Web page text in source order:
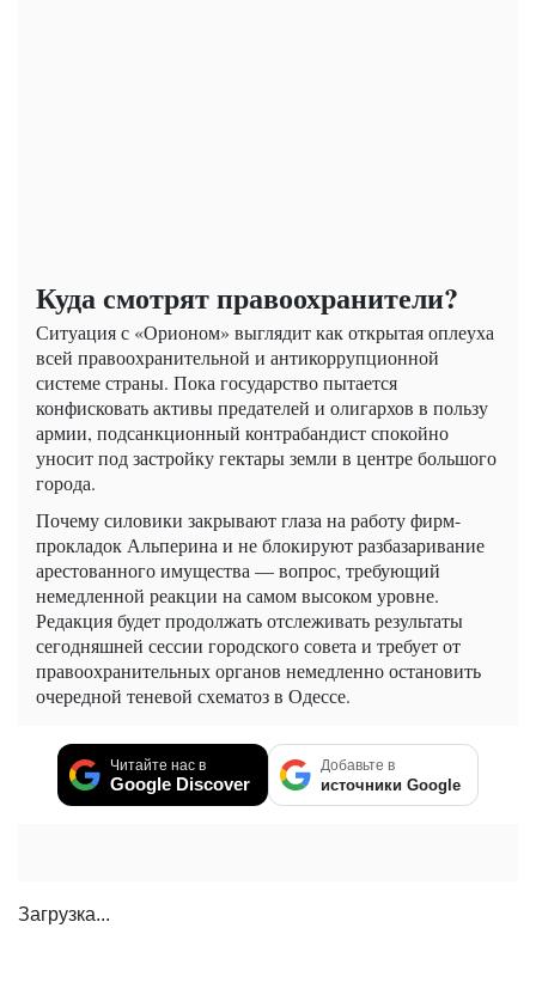
Куда смотрят правоохранители?
Ситуация с «Орионом» выглядит как открытая оплеуха
всей правоохранительной и антикоррупционной
системе страны. Пока государство пытается
конфисковать активы предателей и олигархов в пользу
армии, подсанкционный контрабандист спокойно
уносит под застройку гектары земли в центре большого
города.
Почему силовики закрывают глаза на работу фирм-
прокладок Альперина и не блокируют разбазаривание
арестованного имущества — вопрос, требующий
немедленной реакции на самом высоком уровне.
Редакция будет продолжать отслеживать результаты
сегодняшней сессии городского совета и требует от
правоохранительных органов немедленно остановить
очередной теневой схематоз в Одессе.
Читайте нас в
Google Discover
Добавьте в
источники Google
Загрузка...